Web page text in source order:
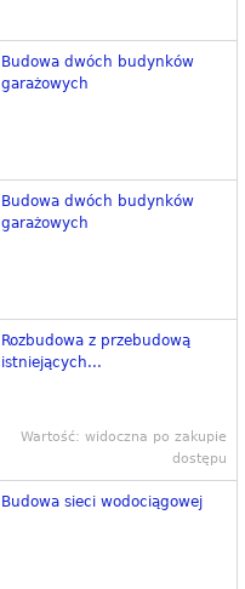
Budowa dwóch budynków
garażowych
Budowa dwóch budynków
garażowych
Rozbudowa z przebudową
istniejących...
Wartość: widoczna po zakupie
dostępu
Budowa sieci wodociągowej